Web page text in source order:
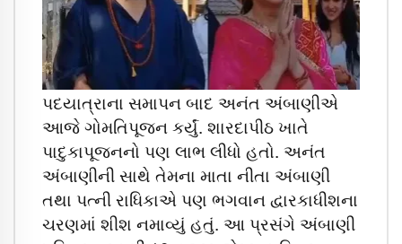
પદયાત્રાના સમાપન બાદ અનંત અંબાણીએ
આજે ગોમતિપૂજન કર્યું. શારદાપીઠ ખાતે
પાદુકાપૂજનનો પણ લાભ લીધો હતો. અનંત
અંબાણીની સાથે તેમના માતા નીતા અંબાણી
તથા પત્ની રાધિકાએ પણ ભગવાન દ્વારકાધીશના
ચરણમાં શીશ નમાવ્યું હતું. આ પ્રસંગે અંબાણી